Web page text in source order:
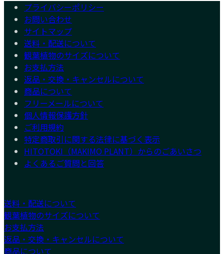
プライバシーポリシー
お問い合わせ
サイトマップ
送料・配送について
観葉植物のサイズについて
お支払方法
返品・交換・キャンセルについて
商品について
フリーメールについて
個人情報保護方針
ご利用規約
特定商取引に関する法律に基づく表示
HITOTOKI（MAKIMO PLANT）からのごあいさつ
よくあるご質問と回答
送料・配送について
観葉植物のサイズについて
お支払方法
返品・交換・キャンセルについて
商品について